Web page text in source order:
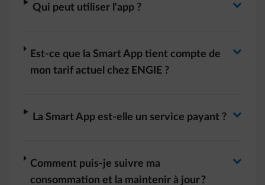
Qui peut utiliser l'app ? Basculer la réponse
arrow-right
Est-ce que la Smart App tient compte de
mon tarif actuel chez ENGIE ?
arrow-right
La Smart App est-elle un service payant ? Basculer la réponse
arrow-right
Comment puis-je suivre ma
consommation et la maintenir à jour ?
arrow-right